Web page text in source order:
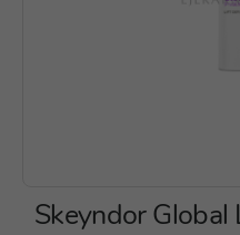
Skeyndor Global